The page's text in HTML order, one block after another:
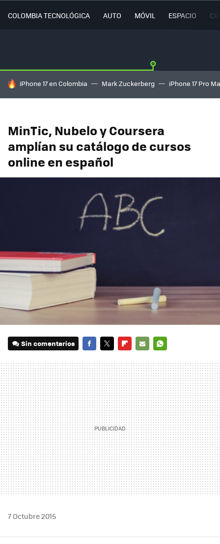
COLOMBIA TECNOLÓGICA AUTO MÓVIL ESPACIO
HOY SE HABLA DE
iPhone 17 en Colombia Mark Zuckerberg iPhone 17 Pro
MinTic, Nubelo y Coursera
amplían su catálogo de cursos
online en español
Sin comentarios
MAIL
7 Octubre 2015